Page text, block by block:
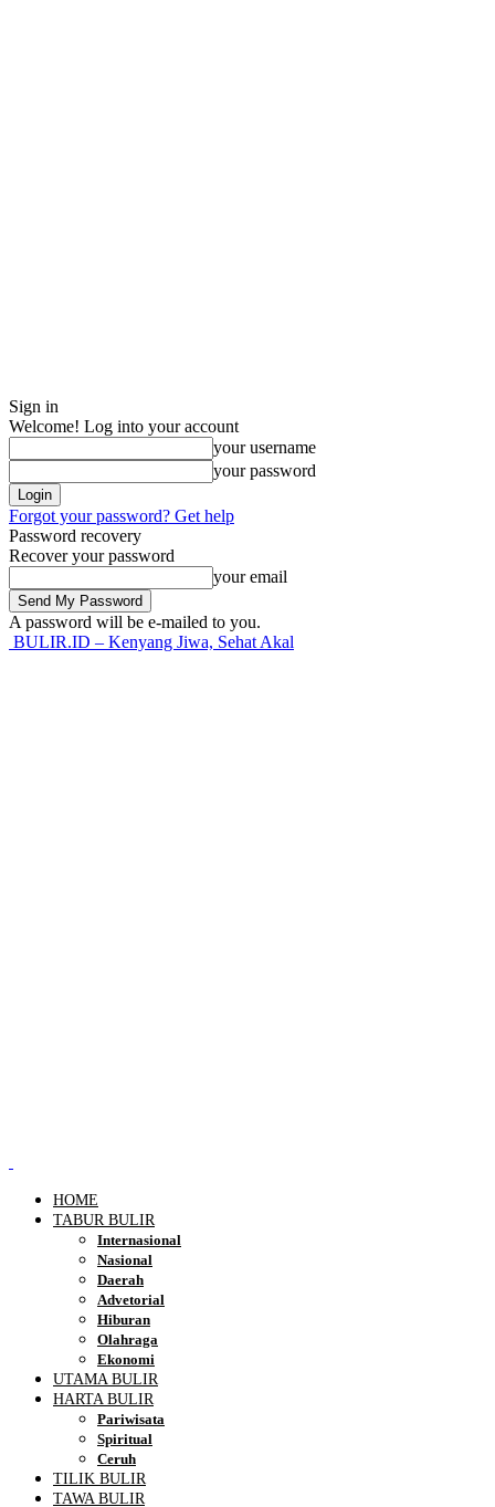
Sign in
Welcome! Log into your account
your username
your password
Forgot your password? Get help
Password recovery
Recover your password
your email
A password will be e-mailed to you.
BULIR.ID – Kenyang Jiwa, Sehat Akal
HOME
TABUR BULIR
Internasional
Nasional
Daerah
Advetorial
Hiburan
Olahraga
Ekonomi
UTAMA BULIR
HARTA BULIR
Pariwisata
Spiritual
Ceruh
TILIK BULIR
TAWA BULIR